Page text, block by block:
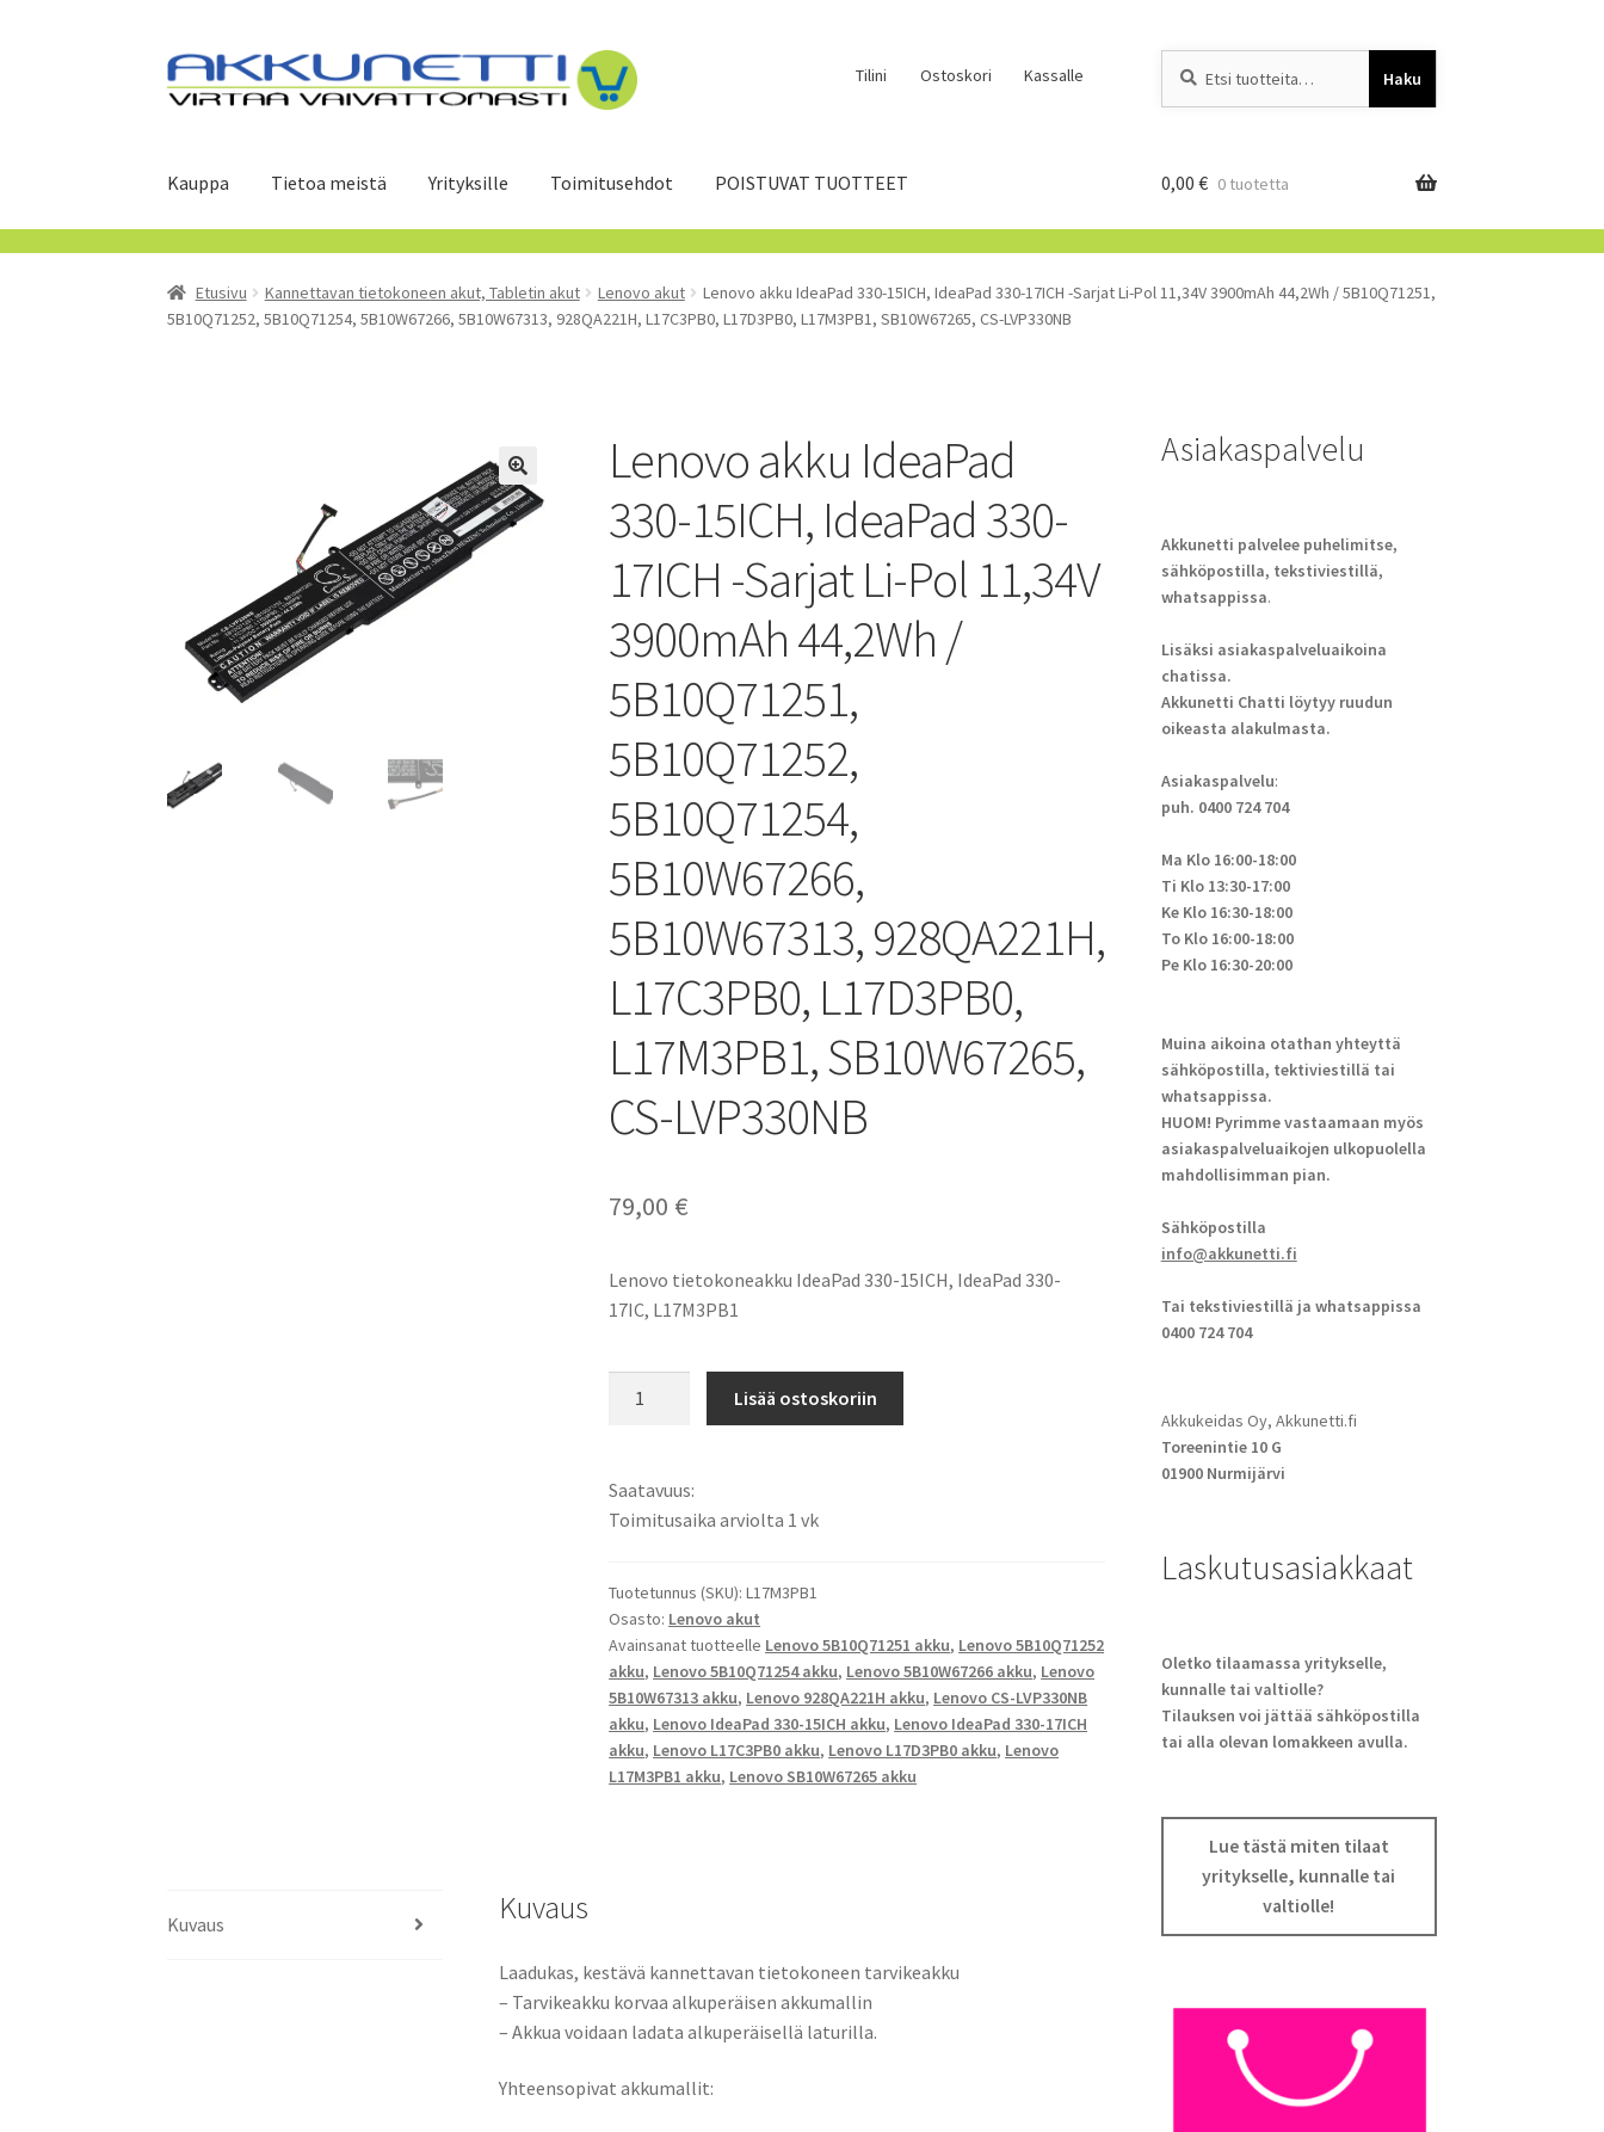
Siirry
navigointiin
Siirry
sisältöön
Tilini Ostoskori Kassalle Haku
Kauppa Tietoa meistä Yrityksille Toimitusehdot POISTUVAT TUOTTEET 0,00 € 0 tuotetta
Etusivu Kannettavan tietokoneen akut, Tabletin akut Lenovo akut
Lenovo akku IdeaPad 330-15ICH, IdeaPad 330-17ICH -Sarjat Li-Pol 11,34V 3900mAh 44,2Wh / 5B10Q71251,
5B10Q71252, 5B10Q71254, 5B10W67266, 5B10W67313, 928QA221H, L17C3PB0, L17D3PB0, L17M3PB1, SB10W67265, CS-LVP330NB
Lenovo akku IdeaPad
330-15ICH, IdeaPad 330-
17ICH -Sarjat Li-Pol 11,34V
3900mAh 44,2Wh /
5B10Q71251,
5B10Q71252,
5B10Q71254,
5B10W67266,
5B10W67313, 928QA221H,
L17C3PB0, L17D3PB0,
L17M3PB1, SB10W67265,
CS-LVP330NB
79,00 €
Lenovo tietokoneakku IdeaPad 330-15ICH, IdeaPad 330-
17IC, L17M3PB1
15ICH,
IdeaPad
17ICH
-
Sarjat
Li-
Pol
11,34V
3900mAh
5B10W67313,
928QA221H,
L17C3PB0,
L17M3PB1,
Lisää ostoskoriin
Saatavuus:
Toimitusaika arviolta 1 vk
Tuotetunnus (SKU):L17M3PB1
Osasto: Lenovo akut
Avainsanat tuotteelle Lenovo 5B10Q71251 akku, Lenovo 5B10Q71252
akku, Lenovo 5B10Q71254 akku, Lenovo 5B10W67266 akku, Lenovo
5B10W67313 akku, Lenovo 928QA221H akku, Lenovo CS-LVP330NB
akku, Lenovo IdeaPad 330-15ICH akku, Lenovo IdeaPad 330-17ICH
akku, Lenovo L17C3PB0 akku, Lenovo L17D3PB0 akku, Lenovo
L17M3PB1 akku, Lenovo SB10W67265 akku
Kuvaus Kuvaus
Laadukas, kestävä kannettavan tietokoneen tarvikeakku
– Tarvikeakku korvaa alkuperäisen akkumallin
– Akkua voidaan ladata alkuperäisellä laturilla.
Yhteensopivat akkumallit:
Asiakaspalvelu
Akkunetti palvelee puhelimitse,
sähköpostilla, tekstiviestillä,
whatsappissa.
Lisäksi asiakaspalveluaikoina
chatissa.
Akkunetti Chatti löytyy ruudun
oikeasta alakulmasta.
Asiakaspalvelu:
puh. 0400 724 704
Ma Klo 16:00-18:00
Ti Klo 13:30-17:00
Ke Klo 16:30-18:00
To Klo 16:00-18:00
Pe Klo 16:30-20:00
Muina aikoina otathan yhteyttä
sähköpostilla, tektiviestillä tai
whatsappissa.
HUOM! Pyrimme vastaamaan myös
asiakaspalveluaikojen ulkopuolella
mahdollisimman pian.
Sähköpostilla
info@akkunetti.fi
Tai tekstiviestillä ja whatsappissa
0400 724 704
Akkukeidas Oy, Akkunetti.fi
Toreenintie 10 G
01900 Nurmijärvi
Laskutusasiakkaat
Oletko tilaamassa yritykselle,
kunnalle tai valtiolle?
Tilauksen voi jättää sähköpostilla
tai alla olevan lomakkeen avulla.
Lue tästä miten tilaat
yritykselle, kunnalle tai
valtiolle!